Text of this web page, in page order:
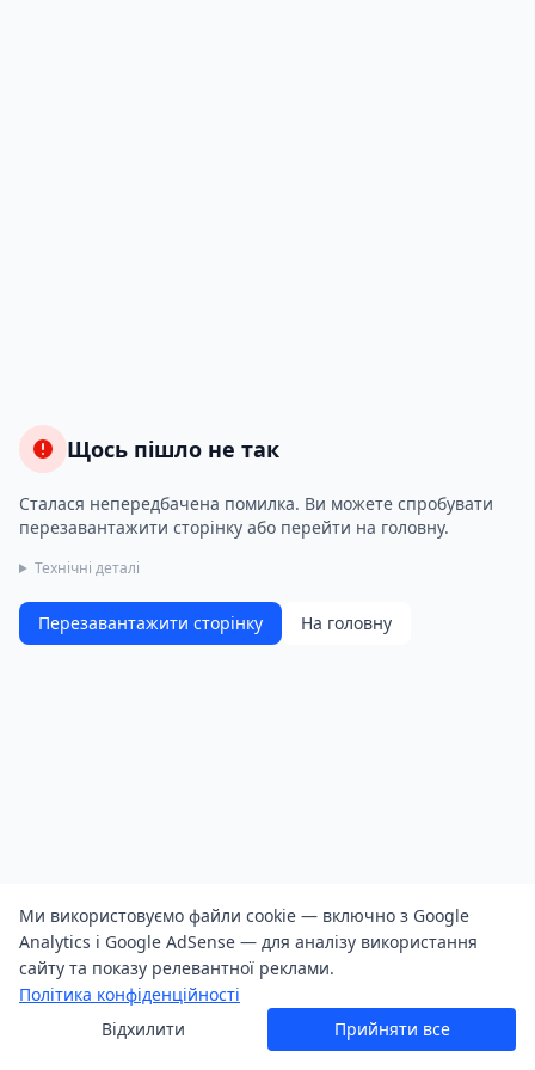
Щось пішло не так
Сталася непередбачена помилка. Ви можете спробувати
перезавантажити сторінку або перейти на головну.
Технічні деталі
Перезавантажити сторінку На головну
Ми використовуємо файли cookie — включно з Google
Analytics і Google AdSense — для аналізу використання
сайту та показу релевантної реклами.
Політика конфіденційності
Відхилити
Прийняти все